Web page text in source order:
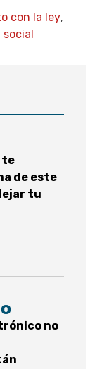
con la ley,
te
de este
tu
no